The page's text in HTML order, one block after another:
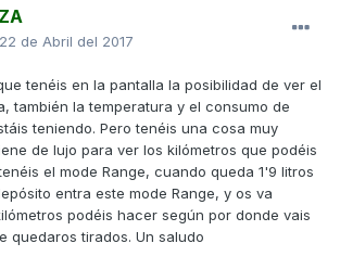
22 de Abril del 2017
tenéis en la pantalla la posibilidad de ver el
también la temperatura y el consumo de
teniendo. Pero tenéis una cosa muy
de lujo para ver los kilómetros que podéis
el mode Range, cuando queda 1'9 litros
entra este mode Range, y os va
podéis hacer según por donde vais
quedaros tirados. Un saludo